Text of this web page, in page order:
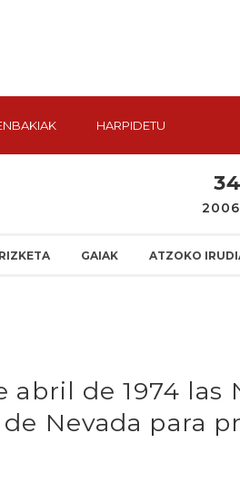
HARPIDETU
GAIAK ATZOKO
abril de 1974 las
Nevada para